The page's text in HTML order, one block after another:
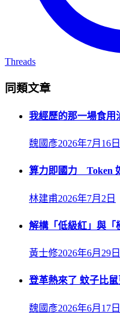
Threads
同類文章
我經歷的那一場食用
魏國彥2026年7月16日
算力即國力 Token
林建甫2026年7月2日
解構「低級紅」與「
黃士修2026年6月29日
登革熱來了 蚊子比
魏國彥2026年6月17日